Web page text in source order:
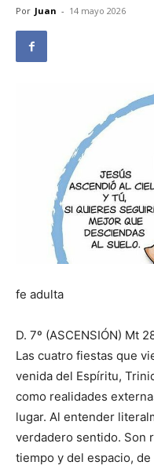
Por Juan - 14 mayo 2026
fe adulta
D. 7º (ASCENSIÓN) Mt
Las cuatro fiestas que
venida del Espíritu,
como realidades
lugar. Al entender
verdadero sentido. Son
tiempo y del espacio,